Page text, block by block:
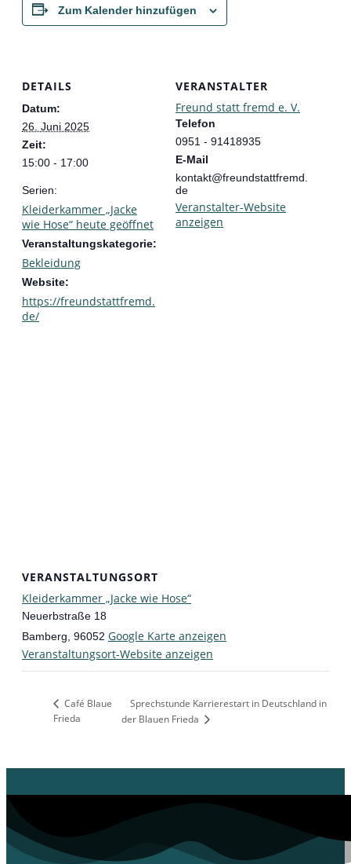
Zum Kalender hinzufügen
DETAILS
Datum:
26. Juni 2025
Zeit:
15:00 - 17:00
Serien:
Kleiderkammer „Jacke
wie Hose“ heute geöffnet
Veranstaltungskategorie:
Bekleidung
Website:
https://freundstattfremd.
de/
VERANSTALTER
Freund statt fremd e. V.
Telefon
0951 - 91418935
E-Mail
kontakt@freundstattfremd.
de
Veranstalter-Website
anzeigen
VERANSTALTUNGSORT
Kleiderkammer „Jacke wie Hose“
Neuerbstraße 18
Bamberg 96052 Google Karte anzeigen
Veranstaltungsort-Website anzeigen
Café Blaue
Frieda
Sprechstunde Karrierestart in Deutschland in
der Blauen Frieda